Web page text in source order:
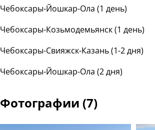
Чебоксары-Йошкар-Ола (1 день)
Чебоксары-Козьмодемьянск (1 день)
Чебоксары-Свияжск-Казань (1-2 дня)
Чебоксары-Йошкар-Ола (2 дня)
Фотографии (7)